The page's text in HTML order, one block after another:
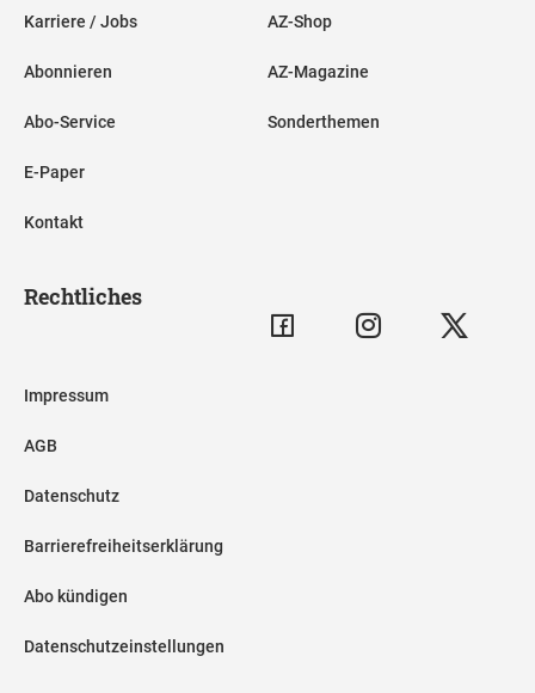
Karriere / Jobs
Abonnieren
Abo-Service
E-Paper
Kontakt
AZ-Shop
AZ-Magazine
Sonderthemen
Rechtliches
Impressum
AGB
Datenschutz
Barrierefreiheitserklärung
Abo kündigen
Datenschutzeinstellungen